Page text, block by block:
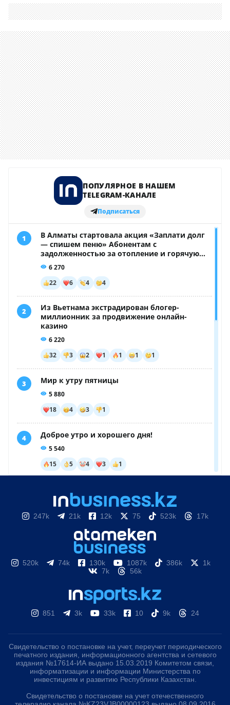
247k 21k 12k 75 523k 17k
520k 74k 130k 1087k 386k
1k
7k
56k
851 3k 33k 10 9k 24
Свидетельство о постановке на учет, переучет периодического
печатного издания, информационного агентства и сетевого
издания №17614-ИА выдано 15.03.2019 Комитетом связи,
информатизации и информации Министерства по
инвестициям и развитию Республики Казахстан.
Свидетельство о постановке на учет отечественного